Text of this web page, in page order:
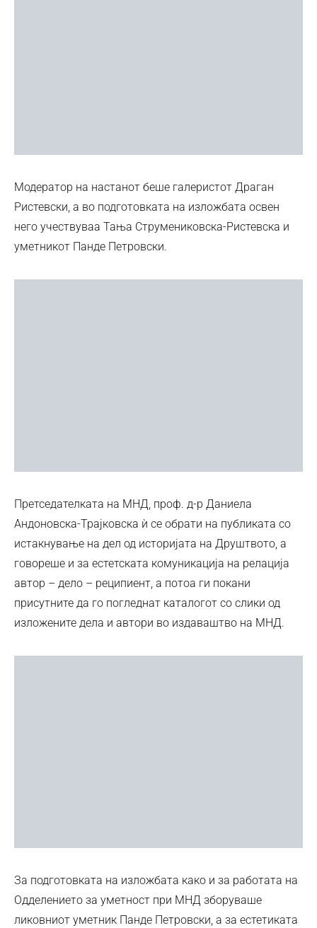
Модератор на настанот беше галеристот Драган
Ристевски, а во подготовката на изложбата освен
него учествуваа Тања Струмениковска-Ристевска и
уметникот Панде Петровски.
Претседателката на МНД, проф. д-р Даниела
Андоновска-Трајковска ѝ се обрати на публиката со
истакнување на дел од историјата на Друштвото, а
говореше и за естетската комуникација на релација
автор – дело – реципиент, а потоа ги покани
присутните да го погледнат каталогот со слики од
изложените дела и автори во издаваштво на МНД.
За подготовката на изложбата како и за работата на
Одделението за уметност при МНД зборуваше
ликовниот уметник Панде Петровски, а за естетиката